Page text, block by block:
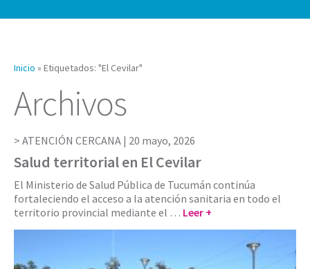
Inicio » Etiquetados: "El Cevilar"
Archivos
ATENCIÓN CERCANA | 20 mayo, 2026
Salud territorial en El Cevilar
El Ministerio de Salud Pública de Tucumán continúa
fortaleciendo el acceso a la atención sanitaria en todo el
territorio provincial mediante el … Leer +